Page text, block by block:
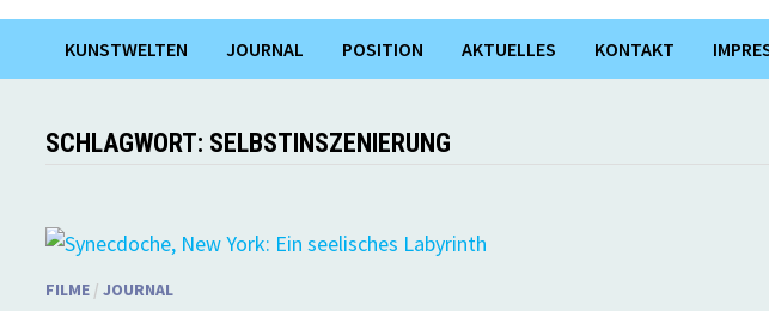
KUNSTWELTEN JOURNAL POSITION AKTUELLES KONTAKT
SCHLAGWORT: SELBSTINSZENIERUNG
FILME /JOURNAL